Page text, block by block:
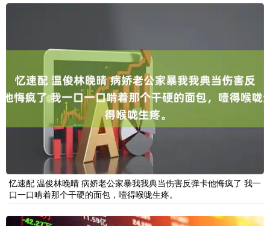
忆速配 温俊林晚晴 病娇老公家暴我我典当伤害反弹卡他悔疯了 我一
口一口啃着那个干硬的面包，噎得喉咙生疼。